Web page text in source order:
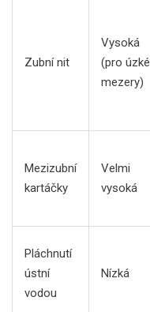
Zubní nit
Vysoká
(pro úzké
mezery)
Mezizubní
kartáčky
Velmi
vysoká
Pláchnutí
ústní
vodou
Nízká